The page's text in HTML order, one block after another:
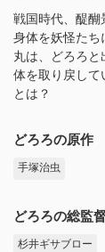
戦国時代、醍醐
身体を妖怪たち
丸は、どろろ
体を取り戻して
とは？
どろろの原作
手塚治虫
どろろの総監
杉井ギサブロー